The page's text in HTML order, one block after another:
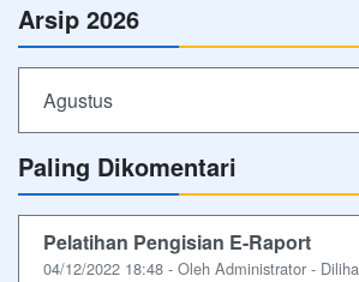
Arsip 2026
Agustus
Paling Dikomentari
Pelatihan Pengisian E-Raport
04/12/2022 18:48 - Oleh Administrator -